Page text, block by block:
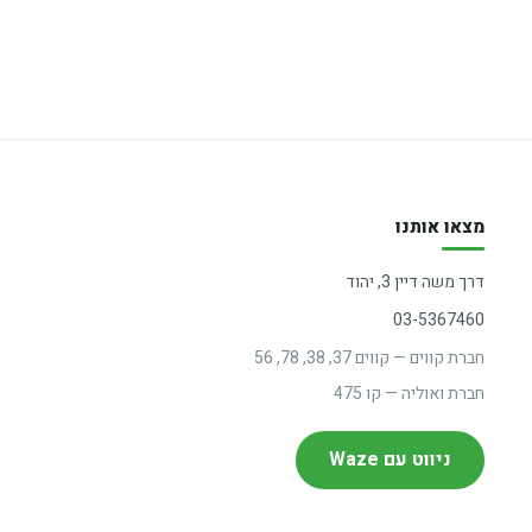
מצאו אותנו
דרך משה דיין 3, יהוד
03-5367460
חברת קווים — קווים 37, 38, 78, 56
חברת ואוליה — קו 475
ניווט עם Waze